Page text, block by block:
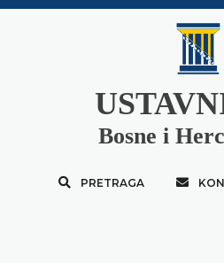
Bosne i
PRETRAGA